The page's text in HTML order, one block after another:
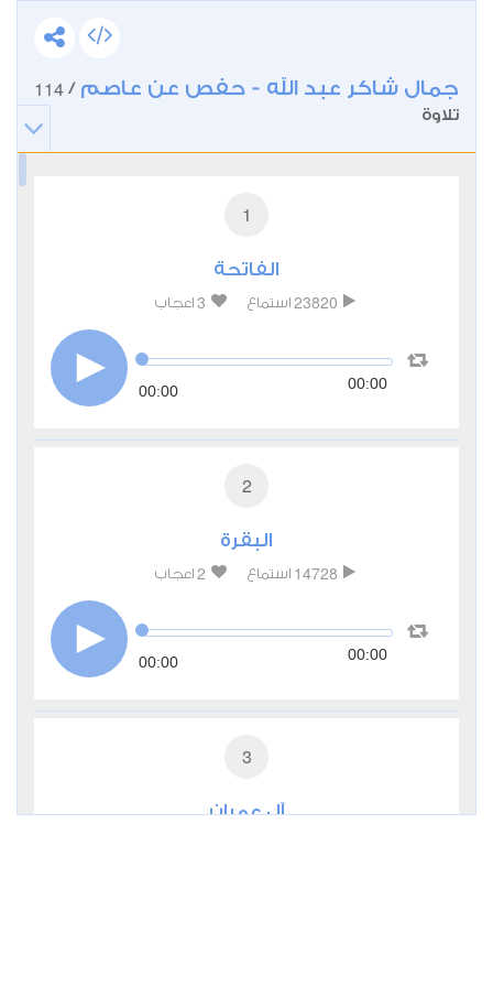
جمال شاكر عبد الله - حفص عن عاصم /
114
تلاوة
1
الفاتحة
23820 استماع 3 اعجاب
00:00 00:00
2
البقرة
14728 استماع 2 اعجاب
00:00 00:00
3
آل عمران